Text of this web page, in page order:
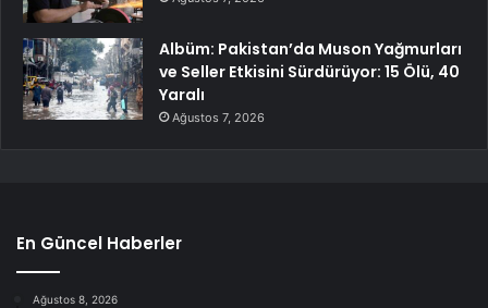
Albüm: Pakistan’da Muson Yağmurları
ve Seller Etkisini Sürdürüyor: 15 Ölü, 40
Yaralı
Ağustos 7, 2026
En Güncel Haberler
Ağustos 8, 2026